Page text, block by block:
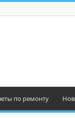
по ремонту